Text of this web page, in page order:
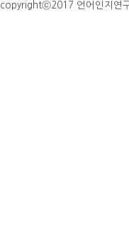
copyrightⓒ2017 언어인지연